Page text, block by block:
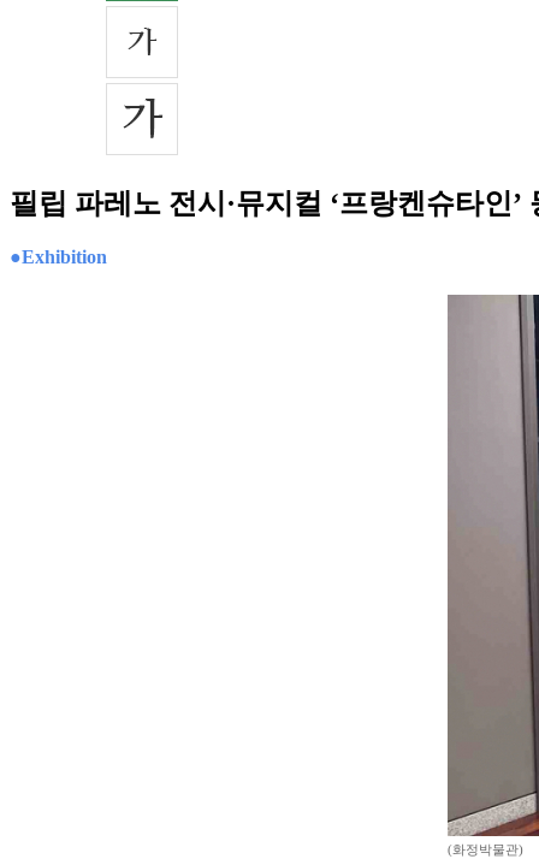
필립 파레노 전시·뮤지컬 ‘프랑켄슈타인’
●Exhibition
(화정박물관)